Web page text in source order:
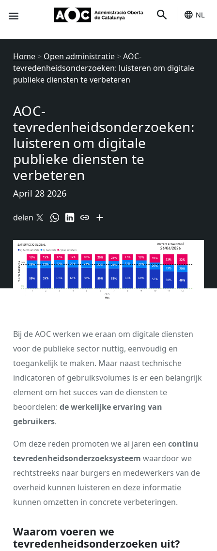
NL
Home > Open administratie >AOC-
tevredenheidsonderzoeken: luisteren om digitale
publieke diensten te verbeteren
AOC-
tevredenheidsonderzoeken:
luisteren om digitale
publieke diensten te
verbeteren
April 28 2026
delen
Bij de AOC werken we eraan om digitale diensten
voor de publieke sector nuttig, eenvoudig en
toegankelijk te maken. Maar naast technische
indicatoren of gebruiksvolumes is er een belangrijk
element om het succes van de diensten te
beoordelen: de werkelijke ervaring van
gebruikers.
Om deze reden promoten we al jaren een continu
tevredenheidsonderzoeksysteem waardoor we
rechtstreeks naar burgers en medewerkers van de
overheid kunnen luisteren en deze informatie
kunnen omzetten in concrete verbeteringen.
Waarom voeren we
tevredenheidsonderzoeken uit?